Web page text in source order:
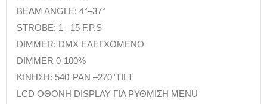
BEAM ANGLE: 4°–37°
STROBE: 1 –15 F.P.S
DIMMER: DMX ΕΛΕΓΧΟΜΕΝΟ
DIMMER 0-100%
ΚΙΝΗΣΗ: 540°PAN –270°TILT
LCD ΟΘΟΝΗ DISPLAY ΓΙΑ ΡΥΘΜΙΣΗ MENU